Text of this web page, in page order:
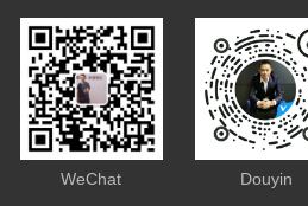
WeChat Douyin